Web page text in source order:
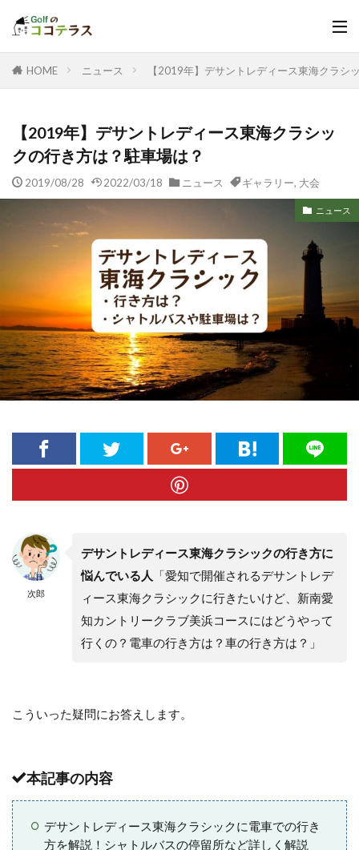
HOME ニュース 【2019年】デサントレディース東海クラシ
【2019年】デサントレディース東海クラシッ
クの行き方は？駐車場は？
2019/08/28 2022/03/18 ニュース ギャラリー, 大会
ニュース
次郎
デサントレディース東海クラシックの行き方に
悩んでいる人
「愛知で開催されるデサントレデ
ィース東海クラシックに行きたいけど、新南愛
知カントリークラブ美浜コースにはどうやって
行くの？電車の行き方は？車の行き方は？」
こういった疑問にお答えします。
本記事の内容
デサントレディース東海クラシックに電車での行き
方を解説！シャトルバスの停留所など詳しく解説